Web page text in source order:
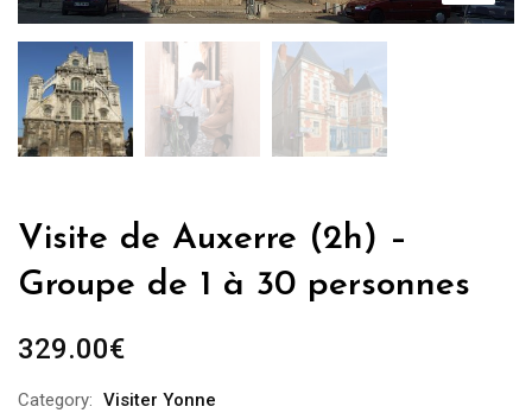
Visite de Auxerre (2h) –
Groupe de 1 à 30 personnes
329.00€
Category: Visiter Yonne